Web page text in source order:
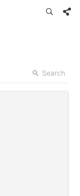
Search